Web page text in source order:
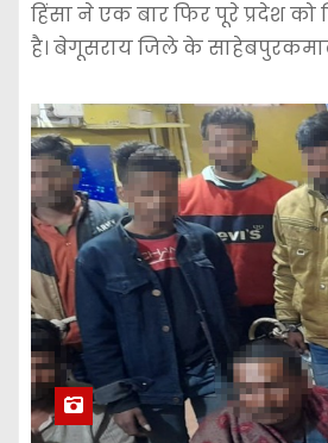
हिंसा ने एक बार फिर पूरे प्रदेश को
है। बेगूसराय जिले के